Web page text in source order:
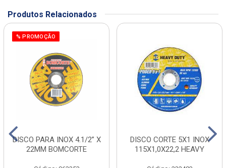
Produtos Relacionados
% PROMOÇÃO
DISCO PARA INOX 4.1/2” X
22MM BOMCORTE
DISCO CORTE 5X1 INOX
115X1,0X22,2 HEAVY